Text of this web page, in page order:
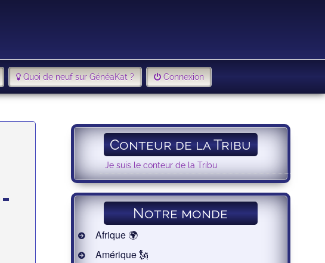
Quoi de neuf sur GénéaKat ? Connexion
Conteur de la Tribu
Je suis le conteur de la Tribu
Notre monde
Afrique 🌍
Amérique 🗽